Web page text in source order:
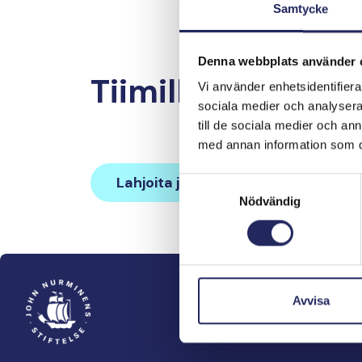
Samtycke
Denna webbplats använder
Vi använder
sociala medier och
till de sociala medier och
med annan information som
Samtyckesval
Nödvändig
Avvisa
Tiimille tehdyt
Lahjoita ja liity tähän tiimiin